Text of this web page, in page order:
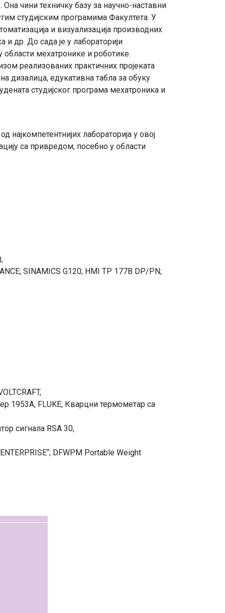
чини техничку базу за научно-наставни
студијским програмима Факултета. У
и визуализација производних
др. До сада је у лабораторији
мехатронике и роботике.
реализованих практичних пројеката
дизалица, едукативна табла за обуку
студијског програма мехатроника и
лабораторија у овој
са привредом, посебно у области
SINAMICS G120; HMI TP 177B DP/PN;
1953A, FLUKE; Кварцни термометар са
сигнала RSA 30,
DFWPM Portable Weight